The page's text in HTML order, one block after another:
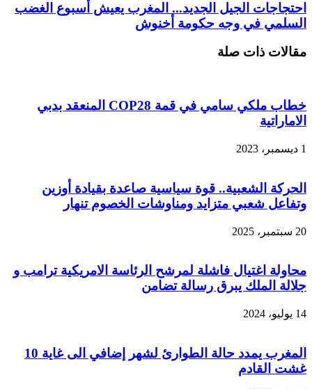
احتجاجات الجيل الجديد... المغرب يعيش أسبوع الغضب
السلمي في وجه حكومة أخنوش
مقالات ذات صلة
خطاب ملكي سامي في قمة COP28 المنعقد بدبي
الاماراتية
1 ديسمبر، 2023
الحركة الشعبية.. قوة سياسية صاعدة بقيادة أوزين
وتفاعل شعبي متزايد ومناوشات الخصوم تنهار
20 سبتمبر، 2025
محاولة اغتيال فاشلة لمرشح الرئاسة الامريكية ترامب و
جلالة الملك يبرق رسالة تضامن
14 يوليو، 2024
المغرب يمدد حالة الطوارئ لشهر إضافي الى غاية 10
غشت القادم